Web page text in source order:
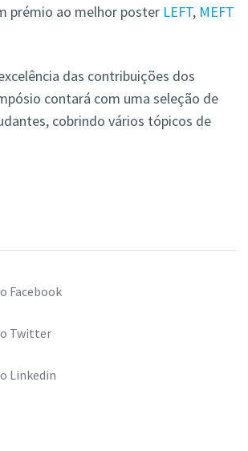
prémio ao melhor poster LEFT, MEFT
das contribuições dos
contará com uma seleção de
cobrindo vários tópicos de
Facebook
Twitter
Linkedin